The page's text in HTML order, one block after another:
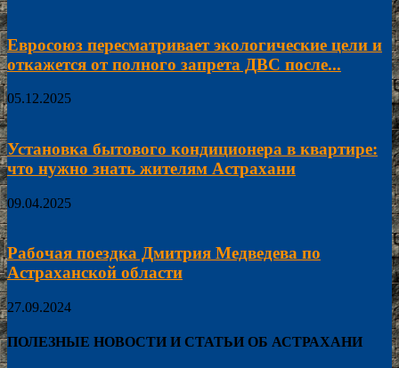
Евросоюз пересматривает экологические цели и
откажется от полного запрета ДВС после...
05.12.2025
Установка бытового кондиционера в квартире:
что нужно знать жителям Астрахани
09.04.2025
Рабочая поездка Дмитрия Медведева по
Астраханской области
27.09.2024
ПОЛЕЗНЫЕ НОВОСТИ И СТАТЬИ ОБ АСТРАХАНИ